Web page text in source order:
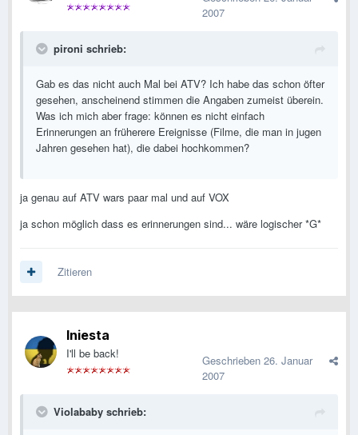
2007
pironi schrieb:
Gab es das nicht auch Mal bei ATV? Ich habe das schon öfter
gesehen, anscheinend stimmen die Angaben zumeist überein.
Was ich mich aber frage: können es nicht einfach
Erinnerungen an früherere Ereignisse (Filme, die man in jugen
Jahren gesehen hat), die dabei hochkommen?
ja genau auf ATV wars paar mal und auf VOX
ja schon möglich dass es erinnerungen sind... wäre logischer *G*
Zitieren
Iniesta
I'll be back! Geschrieben 26. Januar
2007
Violababy schrieb: